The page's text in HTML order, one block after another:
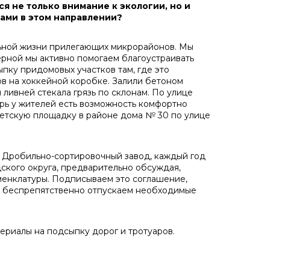
не только внимание к экологии, но и
в этом направлении?
жизни прилегающих микрорайонов. Мы
мы активно помогаем благоустраивать
придомовых участков там, где это
на хоккейной коробке. Залили бетоном
стекала грязь по склонам. По улице
у жителей есть возможность комфортно
площадку в районе дома № 30 по улице
сортировочный завод, каждый год
округа, предварительно обсуждая,
Подписываем это соглашение,
отпускаем необходимые
на подсыпку дорог и тротуаров.